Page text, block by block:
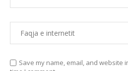
Save my name, email, and website